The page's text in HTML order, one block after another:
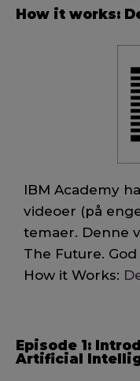
How it works:
IBM Academy
videoer (på
temaer. Denne
The Future.
How it Works:
Episode 1:
Artificial